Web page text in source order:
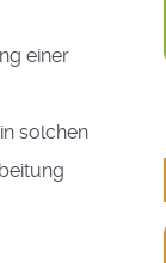
einer
solchen